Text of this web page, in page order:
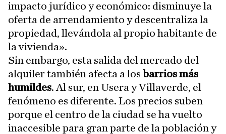
impacto jurídico y económico: disminuye la
oferta de arrendamiento y descentraliza la
propiedad, llevándola al propio habitante de
la vivienda».
Sin embargo, esta salida del mercado del
alquiler también afecta a los barrios más
humildes. Al sur, en Usera y Villaverde, el
fenómeno es diferente. Los precios suben
porque el centro de la ciudad se ha vuelto
inaccesible para gran parte de la población y